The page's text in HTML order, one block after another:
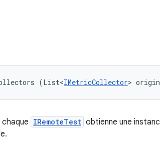
(List<IMetricCollector>
chaque IRemoteTest obtienne une